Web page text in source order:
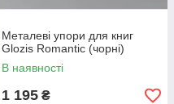
Металеві упори для книг
Glozis Romantic (чорні)
В наявності
1 195 ₴